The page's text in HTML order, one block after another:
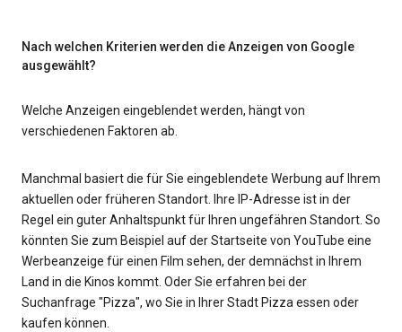
Nach welchen Kriterien werden die Anzeigen von Google
ausgewählt?
Welche Anzeigen eingeblendet werden, hängt von
verschiedenen Faktoren ab.
Manchmal basiert die für Sie eingeblendete Werbung auf Ihrem
aktuellen oder früheren Standort. Ihre IP-Adresse ist in der
Regel ein guter Anhaltspunkt für Ihren ungefähren Standort. So
könnten Sie zum Beispiel auf der Startseite von YouTube eine
Werbeanzeige für einen Film sehen, der demnächst in Ihrem
Land in die Kinos kommt. Oder Sie erfahren bei der
Suchanfrage "Pizza", wo Sie in Ihrer Stadt Pizza essen oder
kaufen können.